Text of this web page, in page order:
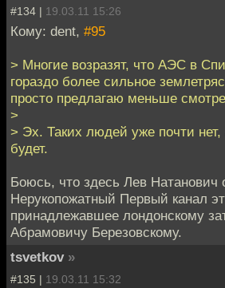
#134 | 19.03.11 15:26
Кому: dent, #95
> Многие возразят, что АЭС в
гораздо более сильное
просто предлагаю меньше
>
> Эх. Таких людей уже почти нет,
будет.
Боюсь, что здесь Лев Натанович
Нерукопожатный Первый канал
принадлежавшее лондонскому
Абрамовичу Березовскому.
tsvetkov »
#135 | 19.03.11 15:32